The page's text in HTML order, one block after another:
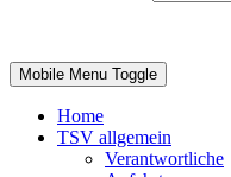
Mobile Menu Toggle
Home
TSV allgemein
Verantwortliche